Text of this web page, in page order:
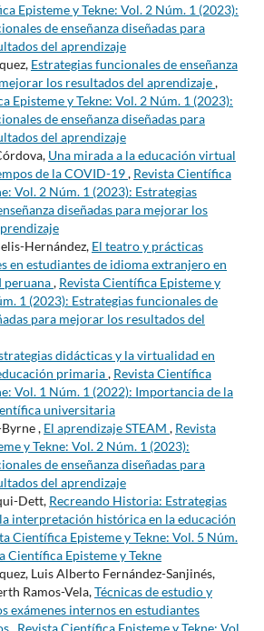
Episteme y Tekne: Vol. 2 Núm. 1 (2023):
de enseñanza diseñadas para
del aprendizaje
Estrategias funcionales de enseñanza
los resultados del aprendizaje,
Episteme y Tekne: Vol. 2 Núm. 1 (2023):
de enseñanza diseñadas para
del aprendizaje
Una mirada a la educación virtual
de la COVID-19, Revista Científica
Vol. 2 Núm. 1 (2023): Estrategias
diseñadas para mejorar los
Hernández, El teatro y prácticas
en estudiantes de idioma extranjero en
peruana, Revista Científica Episteme y
1 (2023): Estrategias funcionales de
para mejorar los resultados del
didácticas y la virtualidad en
primaria, Revista Científica
Vol. 1 Núm. 1 (2022): Importancia de la
universitaria
, El aprendizaje STEAM , Revista
y Tekne: Vol. 2 Núm. 1 (2023):
de enseñanza diseñadas para
del aprendizaje
Dett, Recreando Historia: Estrategias
interpretación histórica en la educación
Científica Episteme y Tekne: Vol. 5 Núm.
Científica Episteme y Tekne
Luis Alberto Fernández-Sanjinés,
Ramos-Vela,Técnicas de estudio y
exámenes internos en estudiantes
Revista Científica Episteme y Tekne: Vol.